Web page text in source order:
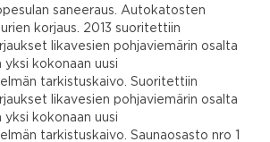
saneeraus. Autokatosten
korjaus. 2013 suoritettiin
likavesien pohjaviemärin osalta
yksi kokonaan uusi
tarkistuskaivo. Suoritettiin
likavesien pohjaviemärin osalta
yksi kokonaan uusi
tarkistuskaivo. Saunaosasto nro 1